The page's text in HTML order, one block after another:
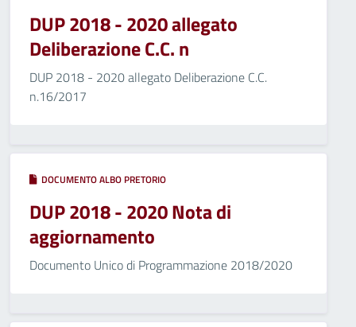
DUP 2018 - 2020 allegato
Deliberazione C.C. n
DUP 2018 - 2020 allegato Deliberazione C.C.
n.16/2017
DOCUMENTO ALBO PRETORIO
DUP 2018 - 2020 Nota di
aggiornamento
Documento Unico di Programmazione 2018/2020